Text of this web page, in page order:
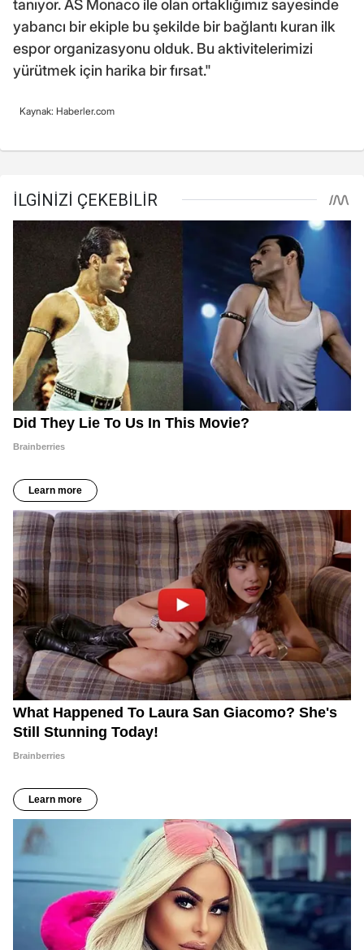
tanıyor. AS Monaco ile olan ortaklığımız sayesinde
yabancı bir ekiple bu şekilde bir bağlantı kuran ilk
espor organizasyonu olduk. Bu aktivitelerimizi
yürütmek için harika bir fırsat."
Kaynak: Haberler.com